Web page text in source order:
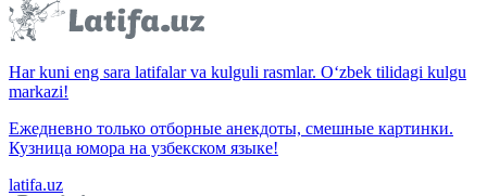
Har kuni eng sara latifalar va kulguli rasmlar. O‘zbek tilidagi kulgu
markazi!
Ежедневно только отборные анекдоты, смешные картинки.
Кузница юмора на узбекском языке!
latifa.uz